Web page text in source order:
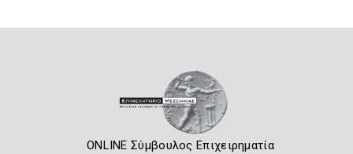
ONLINE Σύμβουλος Επιχειρηματία